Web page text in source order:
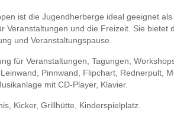
ist die Jugendherberge ideal geeignet
Veranstaltungen und die Freizeit. Sie bietet
und Veranstaltungspause.
für Veranstaltungen, Tagungen,
Pinnwand, Flipchart, Rednerpult,
mit CD-Player, Klavier.
Kicker, Grillhütte, Kinderspielplatz.